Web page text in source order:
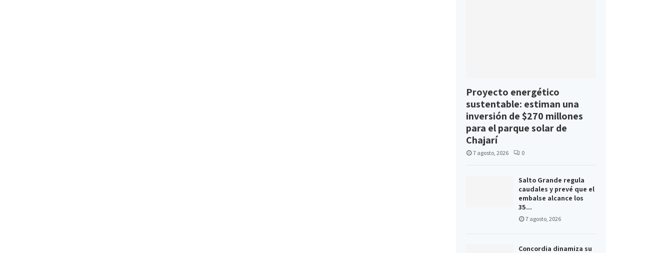
Proyecto energético
sustentable: estiman una
inversión de $270 millones
para el parque solar de
Chajarí
7 agosto, 2026 0
Salto Grande regula
caudales y prevé que el
embalse alcance los
35...
7 agosto, 2026
Concordia dinamiza su